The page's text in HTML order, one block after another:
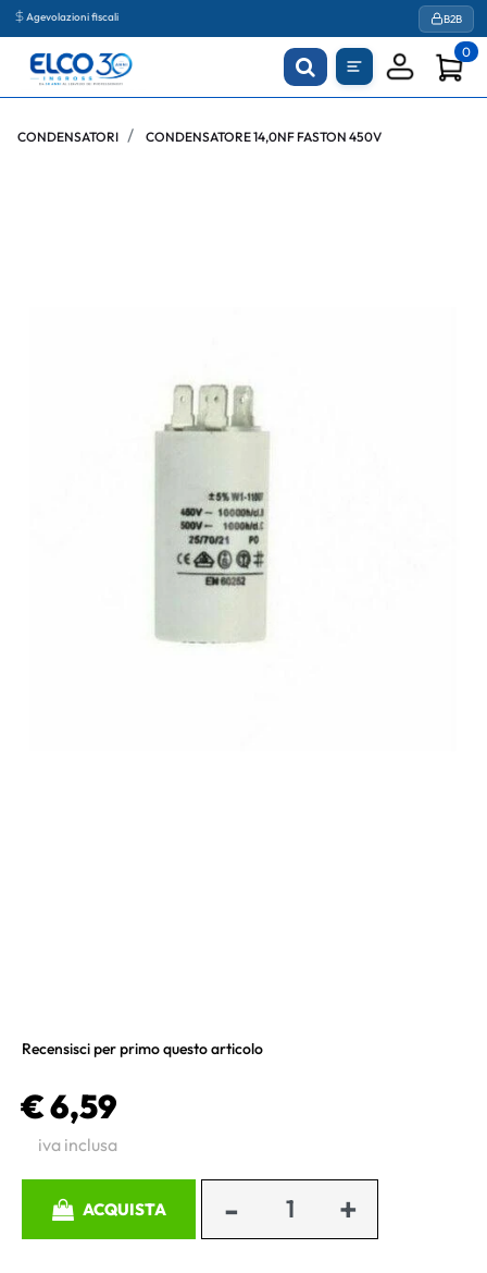
Agevolazioni fiscali B2B
0
CONDENSATORI CONDENSATORE 14,0NF FASTON 450V
Recensisci per primo questo articolo
€ 6,59
iva inclusa
ACQUISTA